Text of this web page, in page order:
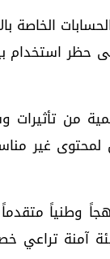
استخدام
من تأثيرات
غير
وطنياً
آمنة